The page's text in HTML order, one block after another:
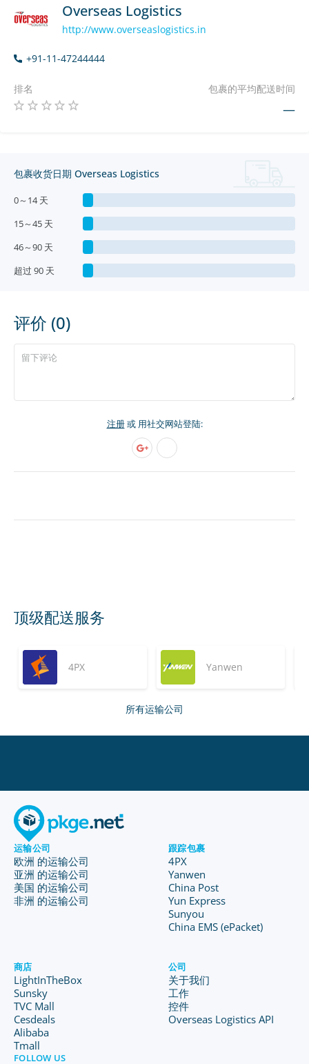
Overseas Logistics
http://www.overseaslogistics.in
+91-11-47244444
排名 包裹的平均配送时间
—
包裹收货日期 Overseas Logistics
0～14 天
15～45 天
46～90 天
超过 90 天
评价 (0)
注册或 用社交网站登陆:
顶级配送服务
4PX Yanwen
所有运输公司
运输公司
欧洲 的运输公司
亚洲 的运输公司
美国 的运输公司
非洲 的运输公司
跟踪包裹
4PX
Yanwen
China Post
Yun Express
Sunyou
China EMS (ePacket)
商店
LightInTheBox
Sunsky
TVC Mall
Cesdeals
Alibaba
Tmall
公司
关于我们
工作
控件
Overseas Logistics API
FOLLOW US